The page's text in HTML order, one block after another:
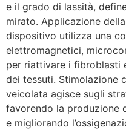
e il grado di lassità,
mirato. Applicazione
dispositivo utilizza una
elettromagnetici,
per riattivare i fibroblasti
dei tessuti. Stimolazione
veicolata agisce sugli
favorendo la produzione
e migliorando